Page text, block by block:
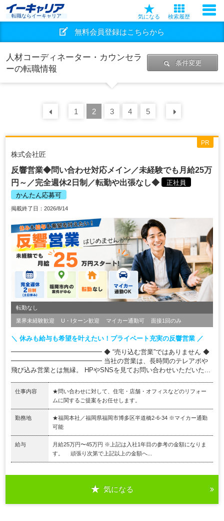
転職ならイーキャリア 気になる 検索履歴
無料会員登録はこちらから
人材コーディネーター・カウンセラ
ーの転職情報
条件変更
前の 30
1 2 3 4 5
株式会社匠
反響営業◆問い合わせ対応メイン／未経験でも月給25万
円～／完全週休2日制／転勤や出張なし◆
正社員
かんたん応募可
掲載終了日：2026/8/14
転勤なし
業界未経験歓迎 U・Iターン歓迎 マイカー通勤可 面接1回のみ
＼ 休みも給与も希望を叶えたい！プライベート充実の反響営業 ／
━━━━━━━━━━━━━━ ◆ “売り込む営業”ではありません ◆
━━━━━━━━━━━━━━ 当社の営業は、長時間のテレアポや
飛び込み営業とは無縁。 HPやSNSを見てお問い合わせいただいた...
仕事内容
★問い合わせに対して、住宅・店舗・オフィスなどのリフォー
ムに関するご提案をお任せします。
勤務地
★福岡本社／福岡県福岡市博多区半道橋2-6-34 ※マイカー通勤
可能
給与
月給25万円〜45万円 ※上記は入社1年目の参考の金額になりま
す。 頑張り次第で上記以上の金額へ...
気になる
PR